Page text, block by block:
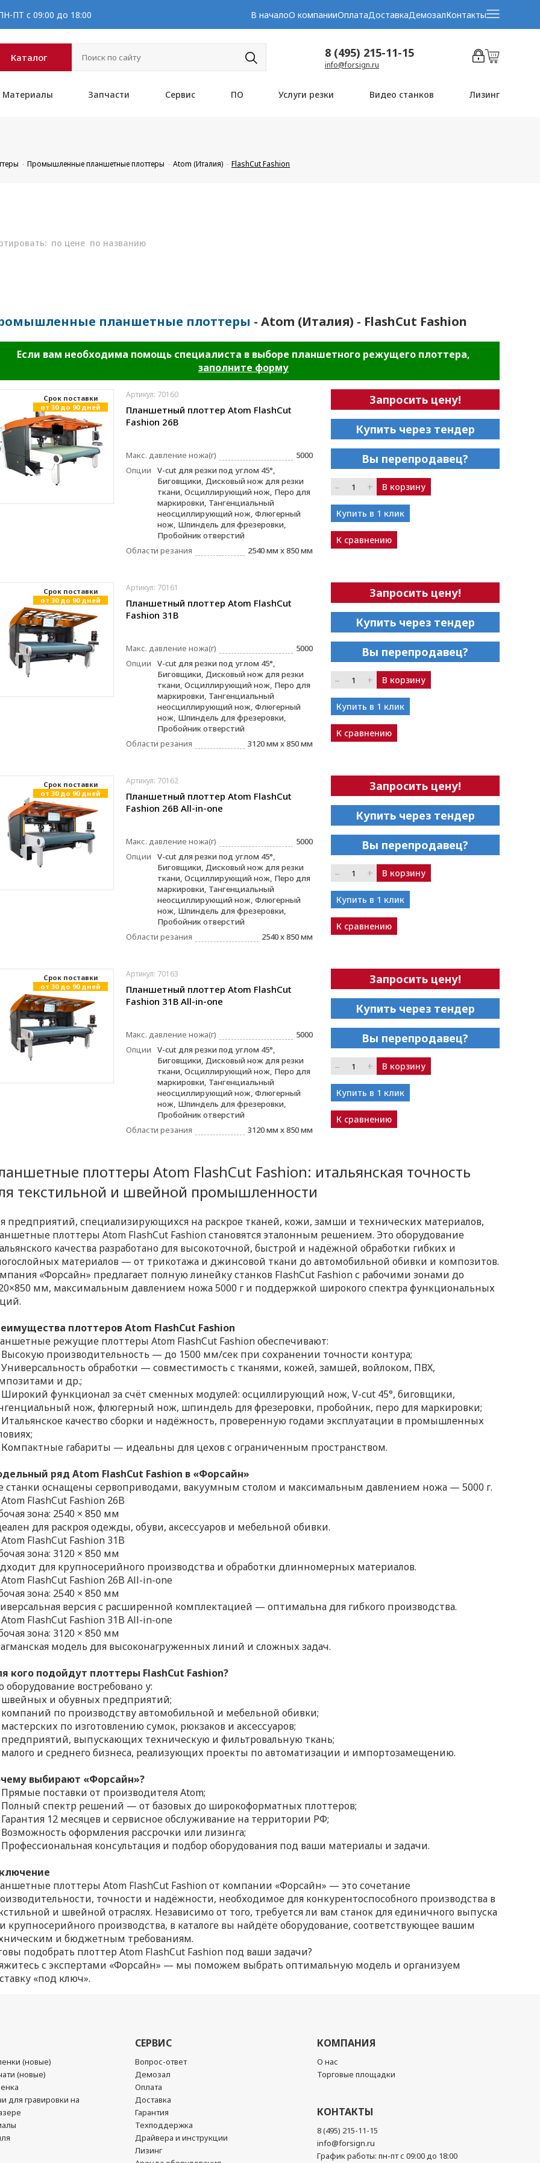
ПТ с 09:00 до 18:00 В началоО компанииОплатаДоставкаДемозалКонтакты
Каталог 8 (495) 215-11-15
info@forsign.ru
Материалы Запчасти Сервис ПО Услуги резки Видео станков Лизинг
Промышленные планшетные плоттеры Atom (Италия) FlashCut Fashion
по цене по названию
планшетные плоттеры - Atom (Италия) - FlashCut Fashion
Если вам необходима помощь специалиста в выборе планшетного режущего плоттера,
заполните форму
Cрок поставки
от 30 до 90 дней
Артикул: 70160
Планшетный плоттер Atom FlashCut
Fashion 26B
Макс. давление ножа(г)
5000
Опции
V-cut для резки под углом 45°,
Биговщики, Дисковый нож для резки
ткани, Осциллирующий нож, Перо для
маркировки, Тангенциальный
неосциллирующий нож, Флюгерный
нож, Шпиндель для фрезеровки,
Пробойник отверстий
Области резания
2540 мм x 850 мм
Запросить цену!
Купить через тендер
Вы перепродавец?
– + В корзину
Купить в 1 клик
К сравнению
Cрок поставки
от 30 до 90 дней
Артикул: 70161
Планшетный плоттер Atom FlashCut
Fashion 31B
Макс. давление ножа(г)
5000
Опции
V-cut для резки под углом 45°,
Биговщики, Дисковый нож для резки
ткани, Осциллирующий нож, Перо для
маркировки, Тангенциальный
неосциллирующий нож, Флюгерный
нож, Шпиндель для фрезеровки,
Пробойник отверстий
Области резания
3120 мм x 850 мм
Запросить цену!
Купить через тендер
Вы перепродавец?
– + В корзину
Купить в 1 клик
К сравнению
Cрок поставки
от 30 до 90 дней
Артикул: 70162
Планшетный плоттер Atom FlashCut
Fashion 26B All-in-one
Макс. давление ножа(г)
5000
Опции
V-cut для резки под углом 45°,
Биговщики, Дисковый нож для резки
ткани, Осциллирующий нож, Перо для
маркировки, Тангенциальный
неосциллирующий нож, Флюгерный
нож, Шпиндель для фрезеровки,
Пробойник отверстий
Области резания
2540 x 850 мм
Запросить цену!
Купить через тендер
Вы перепродавец?
– + В корзину
Купить в 1 клик
К сравнению
Cрок поставки
от 30 до 90 дней
Артикул: 70163
Планшетный плоттер Atom FlashCut
Fashion 31B All-in-one
Макс. давление ножа(г)
5000
Опции
V-cut для резки под углом 45°,
Биговщики, Дисковый нож для резки
ткани, Осциллирующий нож, Перо для
маркировки, Тангенциальный
неосциллирующий нож, Флюгерный
нож, Шпиндель для фрезеровки,
Пробойник отверстий
Области резания
3120 мм x 850 мм
Запросить цену!
Купить через тендер
Вы перепродавец?
– + В корзину
Купить в 1 клик
К сравнению
плоттеры Atom FlashCut Fashion: итальянская точность
текстильной и швейной промышленности
предприятий, специализирующихся на раскрое тканей, кожи, замши и технических материалов,
плоттеры Atom FlashCut Fashion становятся эталонным решением. Это оборудование
качества разработано для высокоточной, быстрой и надёжной обработки гибких и
материалов — от трикотажа и джинсовой ткани до автомобильной обивки и композитов.
«Форсайн» предлагает полную линейку станков FlashCut Fashion с рабочими зонами до
мм, максимальным давлением ножа 5000 г и поддержкой широкого спектра функциональных
плоттеров Atom FlashCut Fashion
режущие плоттеры Atom FlashCut Fashion обеспечивают:
Высокую производительность — до 1500 мм/сек при сохранении точности контура;
Универсальность обработки — совместимость с тканями, кожей, замшей, войлоком, ПВХ,
и др.;
Широкий функционал за счёт сменных модулей: осциллирующий нож, V-cut 45°, биговщики,
нож, флюгерный нож, шпиндель для фрезеровки, пробойник, перо для маркировки;
Итальянское качество сборки и надёжность, проверенную годами эксплуатации в промышленных
Компактные габариты — идеальны для цехов с ограниченным пространством.
ряд Atom FlashCut Fashion в «Форсайн»
станки оснащены сервоприводами, вакуумным столом и максимальным давлением ножа — 5000 г.
Atom FlashCut Fashion 26B
зона: 2540 × 850 мм
для раскроя одежды, обуви, аксессуаров и мебельной обивки.
Atom FlashCut Fashion 31B
зона: 3120 × 850 мм
для крупносерийного производства и обработки длинномерных материалов.
Atom FlashCut Fashion 26B All-in-one
зона: 2540 × 850 мм
версия с расширенной комплектацией — оптимальна для гибкого производства.
Atom FlashCut Fashion 31B All-in-one
зона: 3120 × 850 мм
модель для высоконагруженных линий и сложных задач.
кого подойдут плоттеры FlashCut Fashion?
оборудование востребовано у:
швейных и обувных предприятий;
компаний по производству автомобильной и мебельной обивки;
мастерских по изготовлению сумок, рюкзаков и аксессуаров;
предприятий, выпускающих техническую и фильтровальную ткань;
малого и среднего бизнеса, реализующих проекты по автоматизации и импортозамещению.
выбирают «Форсайн»?
Прямые поставки от производителя Atom;
Полный спектр решений — от базовых до широкоформатных плоттеров;
Гарантия 12 месяцев и сервисное обслуживание на территории РФ;
Возможность оформления рассрочки или лизинга;
Профессиональная консультация и подбор оборудования под ваши материалы и задачи.
плоттеры Atom FlashCut Fashion от компании «Форсайн» — это сочетание
точности и надёжности, необходимое для конкурентоспособного производства в
и швейной отраслях. Независимо от того, требуется ли вам станок для единичного выпуска
крупносерийного производства, в каталоге вы найдёте оборудование, соответствующее вашим
и бюджетным требованиям.
подобрать плоттер Atom FlashCut Fashion под ваши задачи?
с экспертами «Форсайн» — мы поможем выбрать оптимальную модель и организуем
«под ключ».
(новые)
(новые)
для гравировки на
СЕРВИС
Вопрос-ответ
Демозал
Оплата
Доставка
Гарантия
Техподдержка
Драйвера и инструкции
Лизинг
КОМПАНИЯ
О нас
Торговые площадки
КОНТАКТЫ
8 (495) 215-11-15
info@forsign.ru
График работы: пн-пт с 09:00 до 18:00